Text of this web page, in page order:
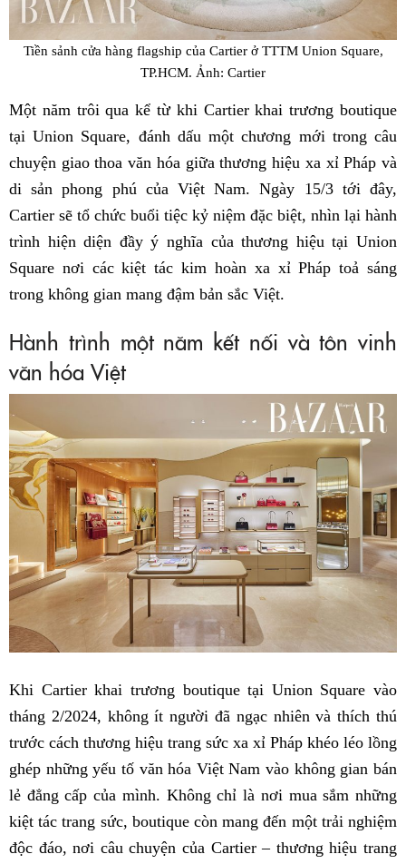
Tiền sảnh cửa hàng flagship của Cartier ở TTTM Union Square,
TP.HCM. Ảnh: Cartier
Một năm trôi qua kể từ khi Cartier khai trương boutique
tại Union Square, đánh dấu một chương mới trong câu
chuyện giao thoa văn hóa giữa thương hiệu xa xỉ Pháp và
di sản phong phú của Việt Nam. Ngày 15/3 tới đây,
Cartier sẽ tổ chức buổi tiệc kỷ niệm đặc biệt, nhìn lại hành
trình hiện diện đầy ý nghĩa của thương hiệu tại Union
Square nơi các kiệt tác kim hoàn xa xỉ Pháp toả sáng
trong không gian mang đậm bản sắc Việt.
Hành trình một năm kết nối và tôn vinh
văn hóa Việt
Khi Cartier khai trương boutique tại Union Square vào
tháng 2/2024, không ít người đã ngạc nhiên và thích thú
trước cách thương hiệu trang sức xa xỉ Pháp khéo léo lồng
ghép những yếu tố văn hóa Việt Nam vào không gian bán
lẻ đẳng cấp của mình. Không chỉ là nơi mua sắm những
kiệt tác trang sức, boutique còn mang đến một trải nghiệm
độc đáo, nơi câu chuyện của Cartier – thương hiệu trang